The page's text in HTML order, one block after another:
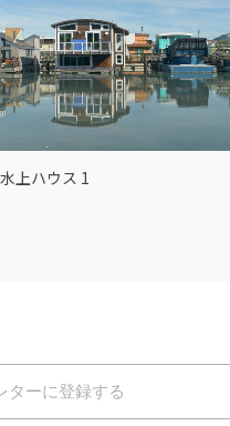
上ハウス 1